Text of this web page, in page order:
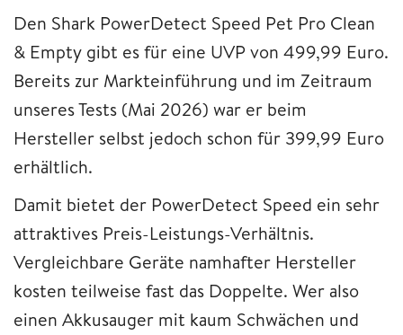
Den Shark PowerDetect Speed Pet Pro Clean
& Empty gibt es für eine UVP von 499,99 Euro.
Bereits zur Markteinführung und im Zeitraum
unseres Tests (Mai 2026) war er beim
Hersteller selbst jedoch schon für 399,99 Euro
erhältlich.
Damit bietet der PowerDetect Speed ein sehr
attraktives Preis-Leistungs-Verhältnis.
Vergleichbare Geräte namhafter Hersteller
kosten teilweise fast das Doppelte. Wer also
einen Akkusauger mit kaum Schwächen und